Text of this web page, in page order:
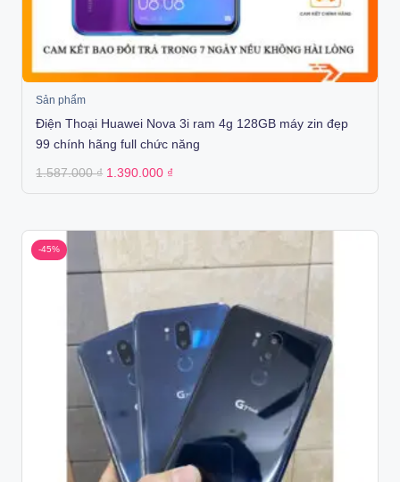
Sản phẩm
Điện Thoại Huawei Nova 3i ram 4g 128GB máy zin đẹp
99 chính hãng full chức năng
1.587.000₫ Original
was:
1.390.000 ₫
is:
-45%